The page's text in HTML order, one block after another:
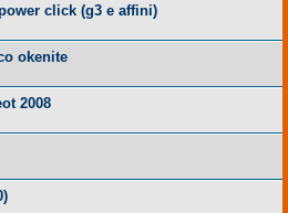
click (g3 e affini)
okenite
2008